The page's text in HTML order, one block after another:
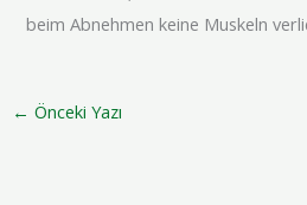
beim Abnehmen keine Muskeln
← Önceki Yazı